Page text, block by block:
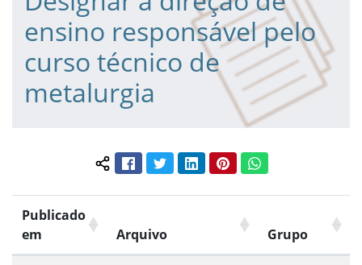
ensino responsável pelo
curso técnico de
metalurgia
Compartilhar conteúdo:
FacebookTwitterLinkedInPinterestWhatsApp
Publicado
em
Arquivo Grupo